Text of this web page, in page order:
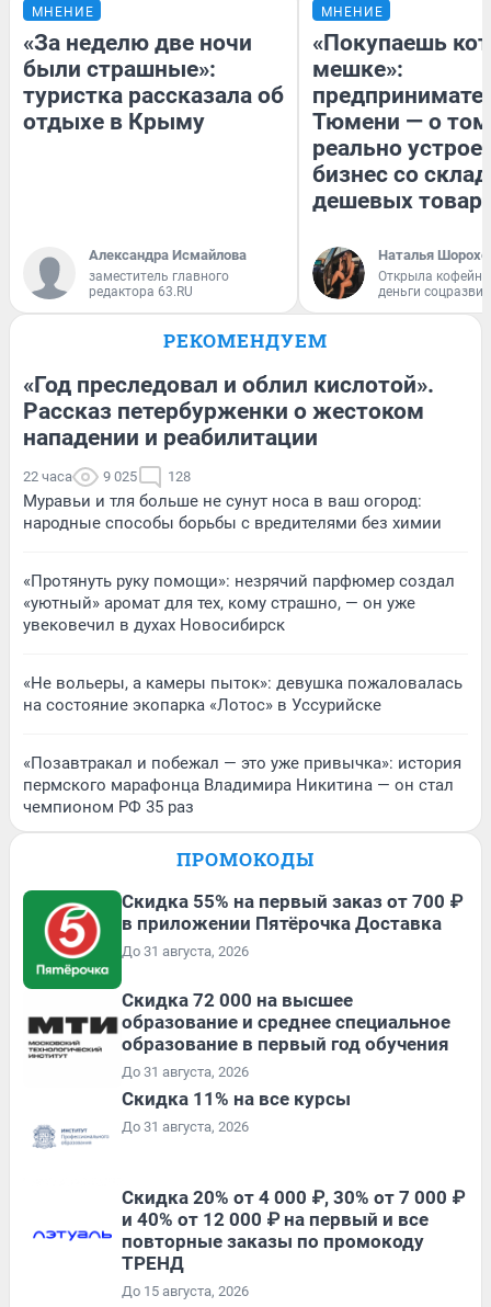
МНЕНИЕ
«За неделю две ночи
были страшные»:
туристка рассказала об
отдыхе в Крыму
Александра Исмайлова
заместитель главного
редактора 63.RU
МНЕНИЕ
«Покупаешь
мешке»:
Тюмени — о
реально
бизнес со
дешевых
Наталья
Открыла
деньги
РЕКОМЕНДУЕМ
«Год преследовал и облил кислотой».
Рассказ петербурженки о жестоком
нападении и реабилитации
22 часа 9 025 128
Муравьи и тля больше не сунут носа в ваш огород:
народные способы борьбы с вредителями без химии
«Протянуть руку помощи»: незрячий парфюмер создал
«уютный» аромат для тех, кому страшно, — он уже
увековечил в духах Новосибирск
«Не вольеры, а камеры пыток»: девушка пожаловалась
на состояние экопарка «Лотос» в Уссурийске
«Позавтракал и побежал — это уже привычка»: история
пермского марафонца Владимира Никитина — он стал
чемпионом РФ 35 раз
ПРОМОКОДЫ
Скидка 55% на первый заказ от 700 ₽
в приложении Пятёрочка Доставка
До 31 августа, 2026
Скидка 72 000 на высшее
образование и среднее специальное
образование в первый год обучения
До 31 августа, 2026
Скидка 11% на все курсы
До 31 августа, 2026
Скидка 20% от 4 000 ₽, 30% от 7 000 ₽
и 40% от 12 000 ₽ на первый и все
повторные заказы по промокоду
ТРЕНД
До 15 августа, 2026